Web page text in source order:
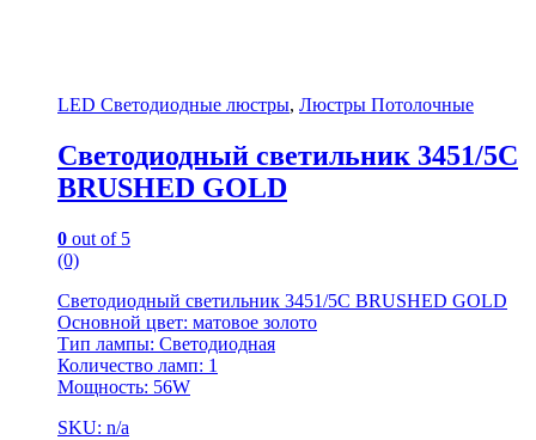
LED Светодиодные люстры, Люстры Потолочные
Светодиодный светильник 3451/5C
BRUSHED GOLD
0 out of 5
(0)
Светодиодный светильник 3451/5C BRUSHED GOLD
Основной цвет: матовое золото
Тип лампы: Светодиодная
Количество ламп: 1
Мощность: 56W
SKU: n/a